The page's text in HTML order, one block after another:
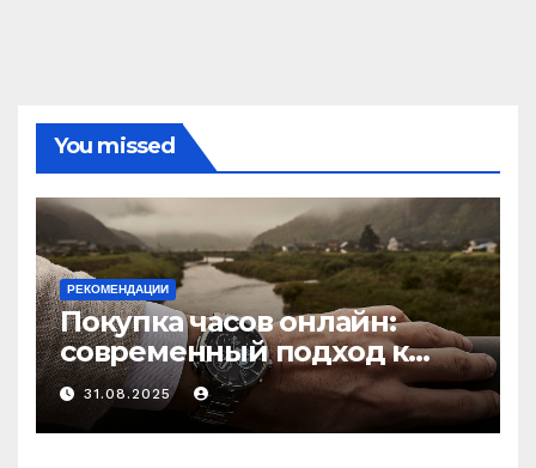
You missed
РЕКОМЕНДАЦИИ
Покупка часов онлайн:
современный подход к
выбору аксессуаров
31.08.2025